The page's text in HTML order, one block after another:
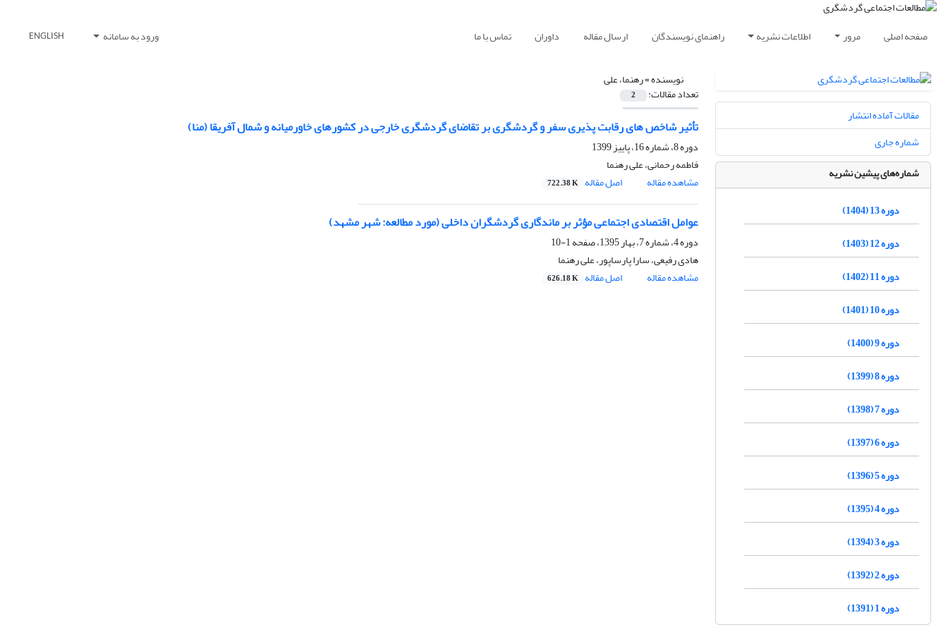
صفحه اصلی مرور اطلاعات نشریه راهنمای نویسندگان ارسال مقاله داوران تماس با ما ورود به سامانه ENGLISH
نویسنده =رهنما، علی
تعداد مقالات: 2
تأثیر شاخص های رقابت پذیری سفر و گردشگری بر تقاضای گردشگری خارجی در کشورهای خاورمیانه و شمال آفریقا (منا)
دوره 8، شماره 16، پاییز 1399
فاطمه رحمانی، علی رهنما
مشاهده مقاله
اصل مقاله 722.38 K
عوامل اقتصادی اجتماعی مؤثر بر ماندگاری گردشگران داخلی (مورد مطالعه: شهر مشهد)
دوره 4، شماره 7، بهار 1395، صفحه
1-10
هادی رفیعی، سارا پارساپور، علی رهنما
مشاهده مقاله
اصل مقاله 626.18 K
مقالات آماده انتشار
شماره جاری
شماره‌های پیشین نشریه
دوره 13 (1404)
دوره 12 (1403)
دوره 11 (1402)
دوره 10 (1401)
دوره 9 (1400)
دوره 8 (1399)
دوره 7 (1398)
دوره 6 (1397)
دوره 5 (1396)
دوره 4 (1395)
دوره 3 (1394)
دوره 2 (1392)
دوره 1 (1391)